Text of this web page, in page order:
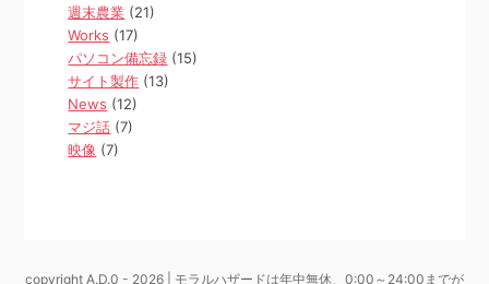
週末農業 (21)
Works (17)
パソコン備忘録 (15)
サイト製作 (13)
News (12)
マジ話 (7)
映像 (7)
copyright A.D.0 - 2026 | モラルハザードは年中無休、0:00～24:00までが